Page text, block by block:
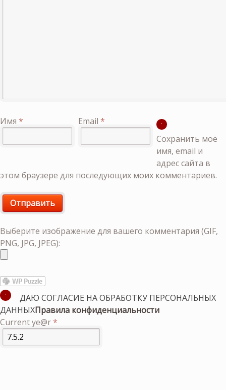
Имя * Email *
Сохранить моё
имя, email и
адрес сайта в
этом браузере для последующих моих комментариев.
Выберите изображение для вашего комментария (GIF,
PNG, JPG, JPEG):
ДАЮ СОГЛАСИЕ НА ОБРАБОТКУ ПЕРСОНАЛЬНЫХ
ДАННЫХПравила конфиденциальности
Current ye@r*